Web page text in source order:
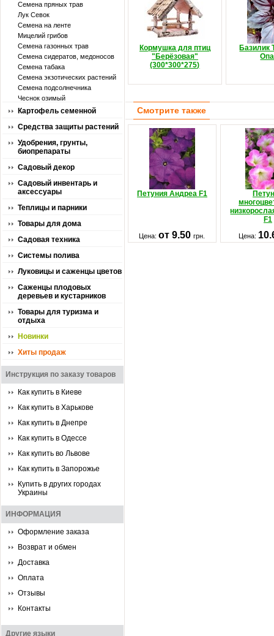
Семена пряных трав
Лук Севок
Семена на ленте
Мицелий грибов
Семена газонных трав
Семена сидератов, медоносов
Семена табака
Семена экзотических растений
Семена подсолнечника
Чеснок озимый
Картофель семенной
Средства защиты растений
Удобрения, грунты,
биопрепараты
Садовый декор
Садовый инвентарь и
аксессуары
Теплицы и парники
Товары для дома
Садовая техника
Системы полива
Луковицы и саженцы цветов
Саженцы плодовых
деревьев и кустарников
Товары для туризма и
отдыха
Новинки
Хиты продаж
Инструкция по заказу товаров
Как купить в Киеве
Как купить в Харькове
Как купить в Днепре
Как купить в Одессе
Как купить во Львове
Как купить в Запорожье
Купить в других городах
Украины
ИНФОРМАЦИЯ
Оформление заказа
Возврат и обмен
Доставка
Оплата
Отзывы
Контакты
Другие языки
Кормушка для птиц
"Берёзовая"
(300*300*275)
Базилик
Смотрите также
Петуния Андреа F1
F1
Цена:от 9.50грн. Цена: